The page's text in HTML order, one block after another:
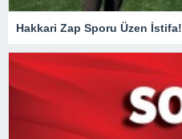
Hakkari Zap Sporu Üzen İstifa!